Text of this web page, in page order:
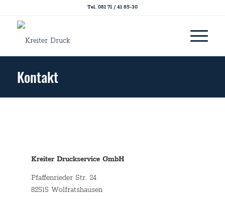
Tel. 081 71 / 41 85-30
Kontakt
Kreiter Druckservice GmbH
Pfaffenrieder Str. 24
82515 Wolfratshausen